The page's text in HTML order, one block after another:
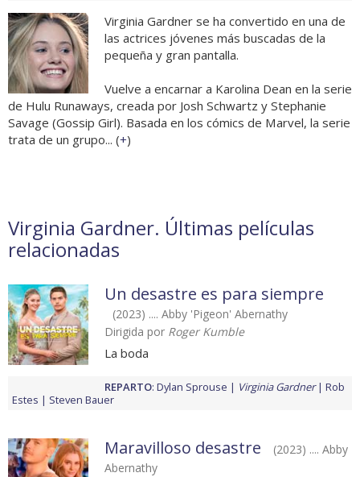
Virginia Gardner se ha convertido en una de
las actrices jóvenes más buscadas de la
pequeña y gran pantalla.
Vuelve a encarnar a Karolina Dean en la serie
de Hulu Runaways, creada por Josh Schwartz y Stephanie
Savage (Gossip Girl). Basada en los cómics de Marvel, la serie
trata de un grupo... (+)
Virginia Gardner. Últimas películas
relacionadas
Un desastre es para siempre
(2023) .... Abby 'Pigeon' Abernathy
Dirigida por Roger Kumble
La boda
REPARTO: Dylan Sprouse Virginia Gardner
Rob
Estes
Steven Bauer
Maravilloso desastre
(2023) .... Abby
Abernathy